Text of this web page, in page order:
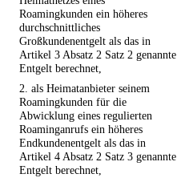
Roamingkunden ein höheres
durchschnittliches
Großkundenentgelt als das in
Artikel 3 Absatz 2 Satz 2 genannte
Entgelt berechnet,
2. als Heimatanbieter seinem
Roamingkunden für die
Abwicklung eines regulierten
Roaminganrufs ein höheres
Endkundenentgelt als das in
Artikel 4 Absatz 2 Satz 3 genannte
Entgelt berechnet,